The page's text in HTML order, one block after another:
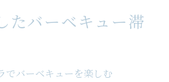
たバーベキュー滞
でバーベキューを楽しむ